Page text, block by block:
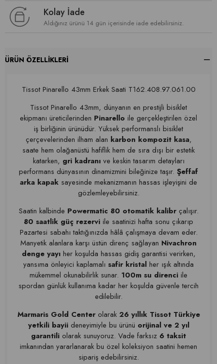
Kolay İade
Aldığınız ürünü 14 gün içerisinde iade edebilirsiniz.
ÜRÜN ÖZELLIKLERI
Tissot Pinarello 43mm Erkek Saati T162.408.97.061.00
Tissot Pinarello 43mm, dünyanın en prestijli bisiklet
ekipmanı üreticilerinden Pinarello ile gerçekleştirilen özel
iş birliğinin ürünüdür. Yüksek performanslı bisiklet
çerçevelerinden ilham alan karbon kompozit kasa,
saate hem olağanüstü hafiflik hem de sıra dışı bir estetik
katarken, gri kadranıve keskin tasarım detayları
performans dünyasının dinamizmini bileğinize taşır. Şeffaf
arka kapak sayesinde mekanizmanın hassas işleyişini de
gözlemleyebilirsiniz.
Saatin kalbinde Powermatic 80 otomatik kalibrçalışır.
80 saatlik güç rezervi ile saatinizi hafta sonu çıkarıp
Pazartesi sabahı taktığınızda hâlâ çalışmaya devam eder.
Manyetik alanlara karşı üstün direnç sağlayan Nivachron
denge yayıher koşulda hassas gidiş garantisi verirken,
yansıma önleyici kaplamalı safir kristal her ışık altında
mükemmel okunabilirlik sunar. 100m su direnci ile
spordan günlük kullanıma kadar her koşulda güvenle tercih
edilebilir.
Marmaris Gold Centerolarak 26 yıllık Tissot Türkiye
yetkili bayiideneyimiyle bu ürünü orijinal ve 2 yıl
garantili olarak sunuyoruz. Vade farksız 6 taksit
imkanından yararlanarak bu özel koleksiyon saatini hemen
sipariş edebilirsiniz.